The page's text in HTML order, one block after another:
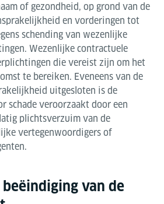
of gezondheid, op grond van de
en vorderingen tot
schending van wezenlijke
Wezenlijke contractuele
die vereist zijn om het
te bereiken. Eveneens van de
uitgesloten is de
schade veroorzaakt door een
plichtsverzuim van de
vertegenwoordigers of
van de